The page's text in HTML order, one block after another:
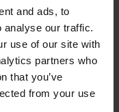
and ads, to
analyse our traffic.
use of our site with
partners who
that you’ve
from your use
23%
Marka
hybrydowego
czy
1990, kiedy